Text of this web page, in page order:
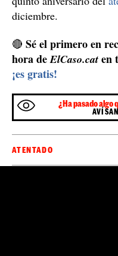
diciembre.
🔴 Sé el primero en
hora deElCaso.cat en
¡es gratis!
¿Ha pasado algo
ATENTADO